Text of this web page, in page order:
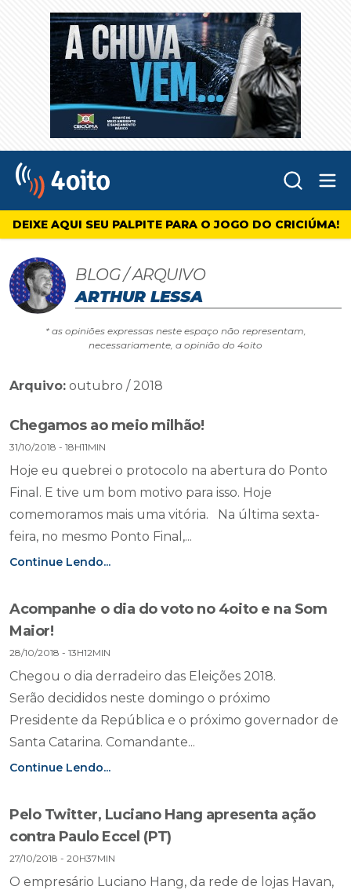
4oito
DEIXE AQUI SEU PALPITE PARA O JOGO DO CRICIÚMA!
BLOG / ARQUIVO
ARTHUR LESSA
* as opiniões expressas neste espaço não representam,
necessariamente, a opinião do 4oito
Arquivo: outubro / 2018
Chegamos ao meio milhão!
31/10/2018 - 18H11MIN
Hoje eu quebrei o protocolo na abertura do Ponto
Final. E tive um bom motivo para isso. Hoje
comemoramos mais uma vitória. Na última sexta-
feira, no mesmo Ponto Final,...
Continue Lendo...
Acompanhe o dia do voto no 4oito e na Som
Maior!
28/10/2018 - 13H12MIN
Chegou o dia derradeiro das Eleições 2018.
Serão decididos neste domingo o próximo
Presidente da República e o próximo governador de
Santa Catarina. Comandante...
Continue Lendo...
Pelo Twitter, Luciano Hang apresenta ação
contra Paulo Eccel (PT)
27/10/2018 - 20H37MIN
O empresário Luciano Hang, da rede de lojas Havan,